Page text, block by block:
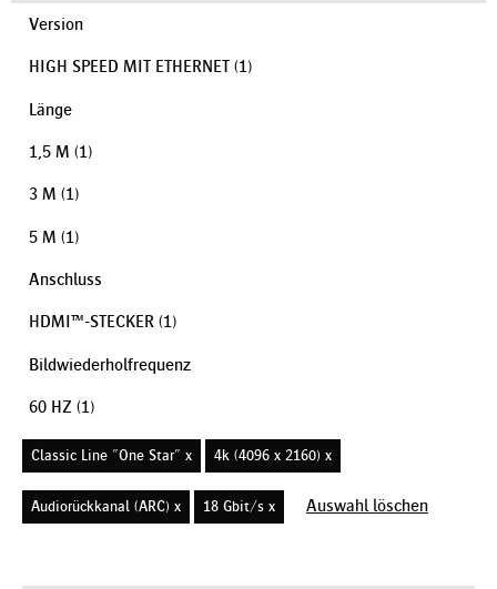
Version
HIGH SPEED MIT ETHERNET (1)
Länge
1,5 M (1)
3 M (1)
5 M (1)
Anschluss
HDMI™-STECKER (1)
Bildwiederholfrequenz
60 HZ (1)
Classic Line "One Star" x 4k (4096 x 2160) x
Audiorückkanal (ARC) x 18 Gbit/s x Auswahl löschen